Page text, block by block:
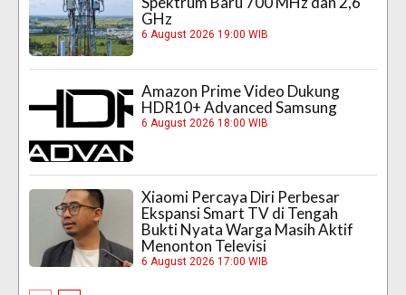
GHz
6 August 2026 19:00 WIB
Amazon Prime Video Dukung
HDR10+ Advanced Samsung
6 August 2026 18:00 WIB
Xiaomi Percaya Diri Perbesar
Ekspansi Smart TV di Tengah
Bukti Nyata Warga Masih Aktif
Menonton Televisi
6 August 2026 17:00 WIB